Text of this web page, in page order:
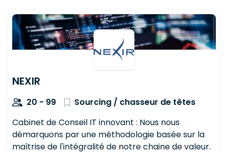
NEXIR
20 - 99
Sourcing / chasseur de têtes
Cabinet de Conseil IT innovant : Nous nous
démarquons par une méthodologie basée sur la
maîtrise de l'intégralité de notre chaine de valeur.